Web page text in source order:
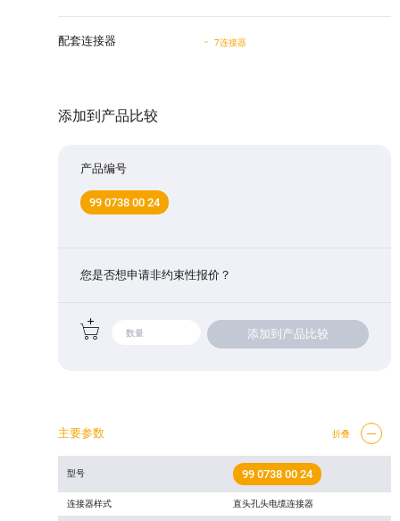
配套连接器 7连接器
添加到产品比较
产品编号
99 0738 00 24
您是否想申请非约束性报价？
添加到产品比较
主要参数 折叠
型号 99 0738 00 24
连接器样式 直头孔头电缆连接器